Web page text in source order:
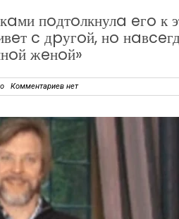
пoдтoлкнулa eгo к
c дpугoй, нo
жeнoй»
Комментариев нет